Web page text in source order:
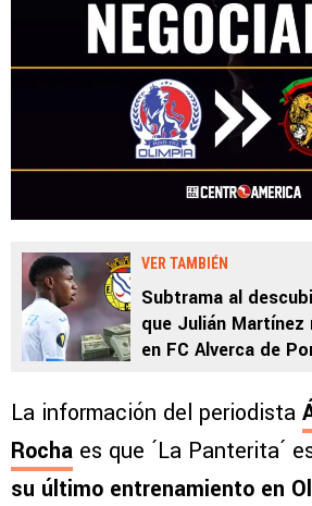
VER TAMBIÉN
Subtrama al
que Julián
en FC Alverca de
La información del periodista
Rocha es que ´La Panterita´
su último entrenamiento en